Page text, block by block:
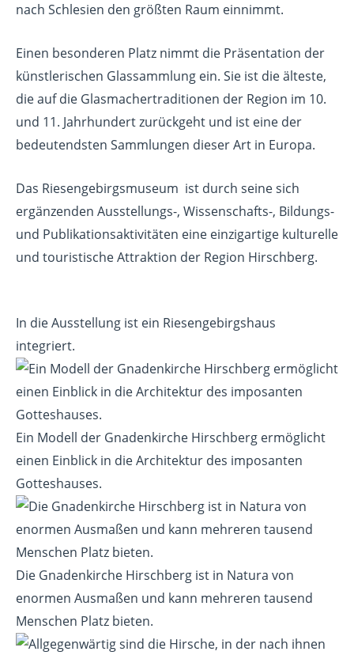
nach Schlesien den größten Raum einnimmt.
Einen besonderen Platz nimmt die Präsentation der
künstlerischen Glassammlung ein. Sie ist die älteste,
die auf die Glasmachertraditionen der Region im 10.
und 11. Jahrhundert zurückgeht und ist eine der
bedeutendsten Sammlungen dieser Art in Europa.
Das Riesengebirgsmuseum ist durch seine sich
ergänzenden Ausstellungs-, Wissenschafts-, Bildungs-
und Publikationsaktivitäten eine einzigartige kulturelle
und touristische Attraktion der Region Hirschberg.
In die Ausstellung ist ein Riesengebirgshaus
integriert.
Ein Modell der Gnadenkirche Hirschberg ermöglicht
einen Einblick in die Architektur des imposanten
Gotteshauses.
Die Gnadenkirche Hirschberg ist in Natura von
enormen Ausmaßen und kann mehreren tausend
Menschen Platz bieten.